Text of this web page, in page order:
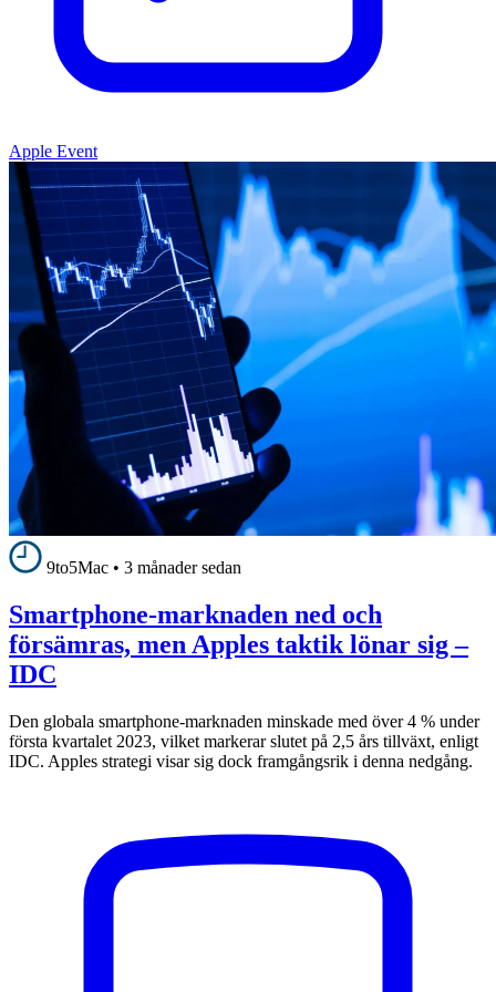
Apple Event
9to5Mac • 3 månader sedan
Smartphone-marknaden ned och
försämras, men Apples taktik lönar sig –
IDC
Den globala smartphone-marknaden minskade med över 4 % under
första kvartalet 2023, vilket markerar slutet på 2,5 års tillväxt, enligt
IDC. Apples strategi visar sig dock framgångsrik i denna nedgång.